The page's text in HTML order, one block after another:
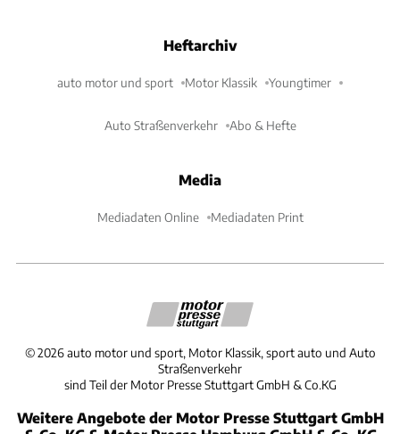
Heftarchiv
auto motor und sport Motor Klassik Youngtimer
Auto Straßenverkehr Abo & Hefte
Media
Mediadaten Online Mediadaten Print
©2026 auto motor und sport, Motor Klassik, sport auto und Auto
Straßenverkehr
sind Teil der Motor Presse Stuttgart GmbH & Co.KG
Weitere Angebote der Motor Presse Stuttgart GmbH